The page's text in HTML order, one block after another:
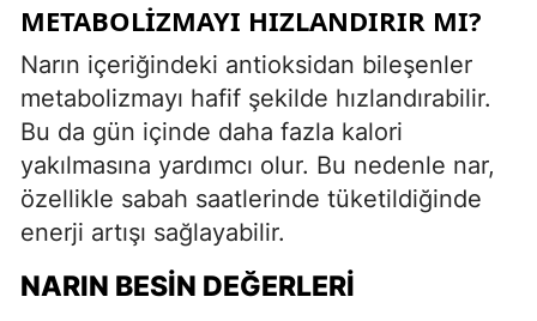
METABOLIZMAYI HIZLANDIRIR MI?
Narın içeriğindeki antioksidan bileşenler
metabolizmayı hafif şekilde hızlandırabilir.
Bu da gün içinde daha fazla kalori
yakılmasına yardımcı olur. Bu nedenle nar,
özellikle sabah saatlerinde tüketildiğinde
enerji artışı sağlayabilir.
NARIN BESIN DEĞERLERI